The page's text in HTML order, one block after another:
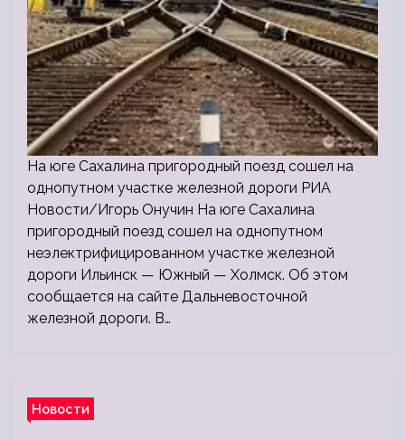
На юге Сахалина пригородный поезд сошел на
однопутном участке железной дороги РИА
Новости/Игорь Онучин На юге Сахалина
пригородный поезд сошел на однопутном
неэлектрифицированном участке железной
дороги Ильинск — Южный — Холмск. Об этом
сообщается на сайте Дальневосточной
железной дороги. В…
Новости